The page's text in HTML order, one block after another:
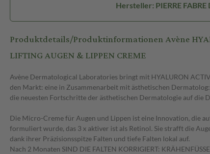
Hersteller: PIERRE
Produktdetails/Produktinformationen Avène
LIFTING AUGEN & LIPPEN CREME
Avène Dermatological Laboratories bringt mit HYALURON
den Markt: eine in Zusammenarbeit mit ästhetischen
die neuesten Fortschritte der ästhetischen Dermatologie auf die
Die Micro-Creme für Augen und Lippen ist eine Innovation, die
formuliert wurde, das 3 x aktiver ist als Retinol. Sie strafft die
dank ihrer Präzisionsspitze Falten und tiefe Falten lokal auf.
Nach 2 Monaten SIND DIE FALTEN KORRIGIERT: